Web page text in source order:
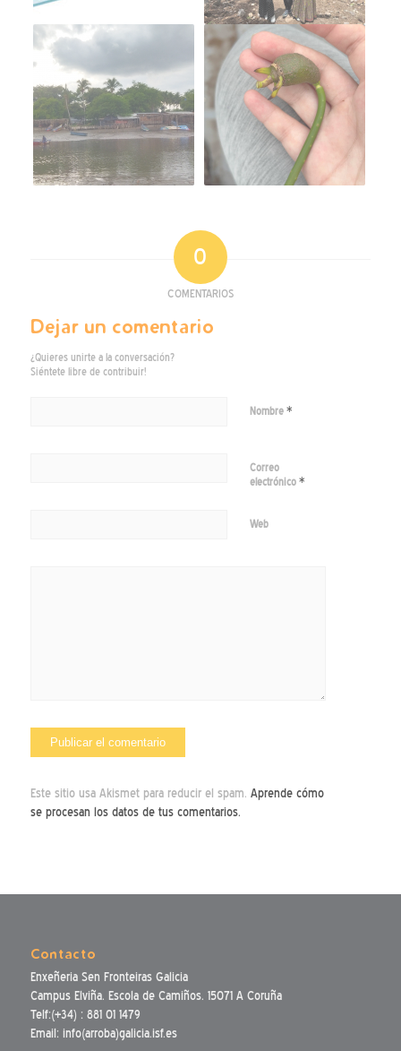
0
COMENTARIOS
Dejar un comentario
¿Quieres unirte a la conversación?
Siéntete libre de contribuir!
Nombre *
Correo
electrónico *
Web
Este sitio usa Akismet para reducir el spam. Aprende cómo
se procesan los datos de tus comentarios.
Contacto
Enxeñeria Sen Fronteiras Galicia
Campus Elviña. Escola de Camiños. 15071 A Coruña
Telf:(+34) : 881 01 1479
Email: info(arroba)galicia.isf.es